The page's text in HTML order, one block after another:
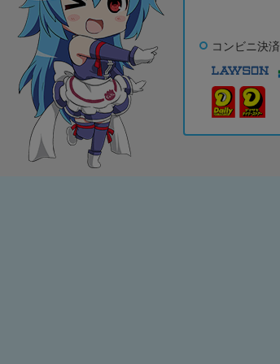
コンビニ決済